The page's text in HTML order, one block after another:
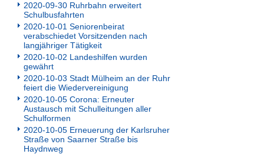
2020-09-30 Ruhrbahn erweitert
Schulbusfahrten
2020-10-01 Seniorenbeirat
verabschiedet Vorsitzenden nach
langjähriger Tätigkeit
2020-10-02 Landeshilfen wurden
gewährt
2020-10-03 Stadt Mülheim an der Ruhr
feiert die Wiedervereinigung
2020-10-05 Corona: Erneuter
Austausch mit Schulleitungen aller
Schulformen
2020-10-05 Erneuerung der Karlsruher
Straße von Saarner Straße bis
Haydnweg